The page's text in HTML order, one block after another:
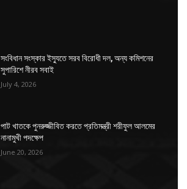
সংবিধান সংস্কার ইস্যুতে সরব বিরোধী দল, অন্য কমিশনের
সুপারিশে নীরব সবাই
July 4, 2026
পাট খাতকে পুনরুজ্জীবিত করতে প্রতিমন্ত্রী শরীফুল আলমের
নানামুখী পদক্ষেপ
June 20, 2026